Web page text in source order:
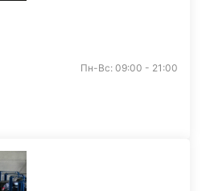
Пн-Вс: 09:00 - 21:00